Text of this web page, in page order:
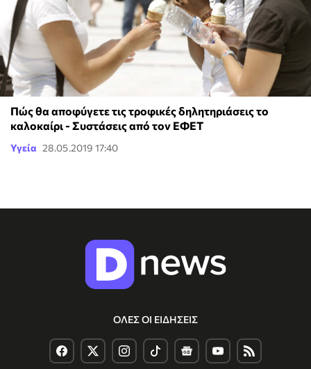
Πώς θα αποφύγετε τις τροφικές δηλητηριάσεις το
καλοκαίρι - Συστάσεις από τον ΕΦΕΤ
Υγεία 28.05.2019 17:40
ΟΛΕΣ ΟΙ ΕΙΔΗΣΕΙΣ